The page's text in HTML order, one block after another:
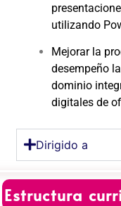
utilizando
Mejorar la
desempeño
dominio
digitales de
Dirigido a
Estructura